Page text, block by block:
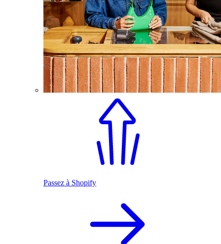
Passez à Shopify